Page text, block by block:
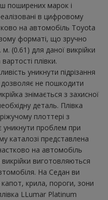
поширених марок і
в цифровому
на автомобіль Toyota
форматі, що зручно
(0.61) для даної викрійки
плівки.
уникнути підрізання
не пошкодити
знімається з захисної
деталь. Плівка
плоттері з
проблем при
каталозі представлена
на автомобіль
виготовляються
На Седан ви
крила, пороги, зони
LLumar Platinum